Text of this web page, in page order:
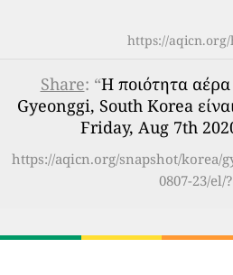
https://
Share: “Η ποιότητα
Gyeonggi, South Korea
Friday, Aug 7th
https://aqicn.org/snapshot/korea/
0807-23/el/